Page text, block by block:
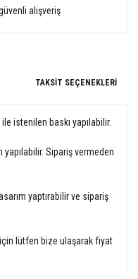
alışveriş
TAKSIT SEÇENEKLERI
istenilen baskı yapılabilir.
yapılabilir. Sipariş vermeden
yaptırabilir ve sipariş
lütfen bize ulaşarak fiyat